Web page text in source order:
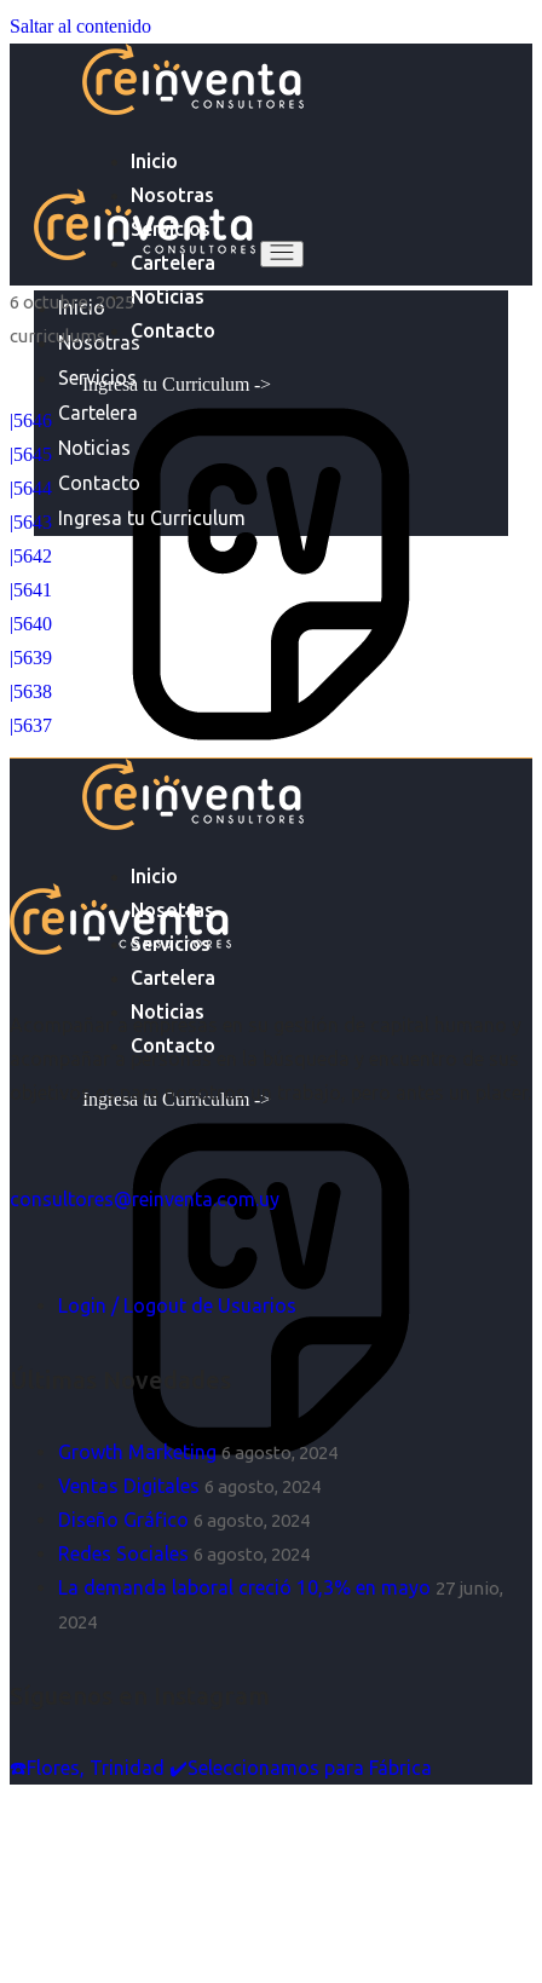
Saltar al contenido
Inicio
Nosotras
Servicios
Cartelera
Noticias
Contacto
Ingresa tu Curriculum ->
Inicio
Nosotras
Servicios
Cartelera
Noticias
Contacto
Ingresa tu Curriculum ->
Inicio
Nosotras
Servicios
Cartelera
Noticias
Contacto
Ingresa tu Curriculum
6 octubre, 2025
curriculums
|5646
|5645
|5644
|5643
|5642
|5641
|5640
|5639
|5638
|5637
Acompañar a empresas en su gestión de capital humano y
acompañar a personas en la búsqueda y encuentro de sus
objetivos es para nosotros un trabajo, pero antes un placer.
consultores@reinventa.com.uy
Login / Logout de Usuarios
Últimas Novedades
Growth Marketing 6 agosto, 2024
Ventas Digitales 6 agosto, 2024
Diseño Gráfico 6 agosto, 2024
Redes Sociales 6 agosto, 2024
La demanda laboral creció 10,3% en mayo 27 junio,
2024
☎️Flores, Trinidad ✔️Seleccionamos para Fábrica